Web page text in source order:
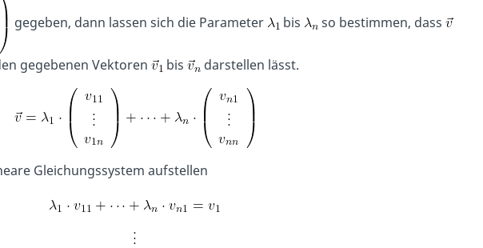
gegeben, dann lassen sich die Parameter bis so bestimmen, dass
gegebenen Vektoren bis darstellen lässt.
Gleichungssystem aufstellen